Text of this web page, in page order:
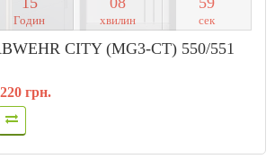
Годин хвилин сек
CITY (MG3-CT) 550/551
грн.